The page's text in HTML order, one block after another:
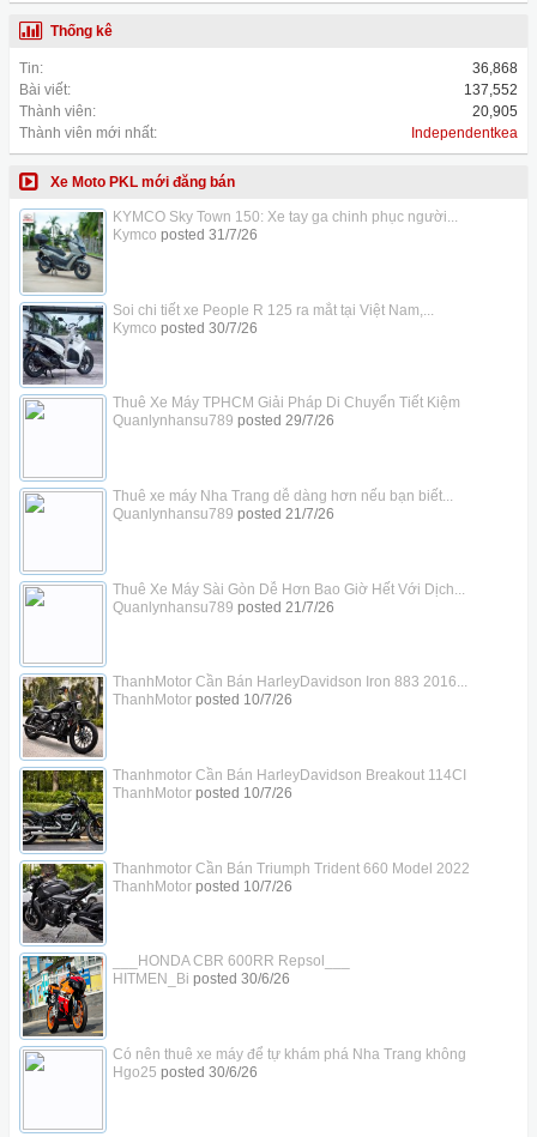
Thống kê
Tin:
36,868
Bài viết:
137,552
Thành viên:
20,905
Thành viên mới nhất:
Independentkea
Xe Moto PKL mới đăng bán
KYMCO Sky Town 150: Xe tay ga chinh phục người...
Kymco posted 31/7/26
Soi chi tiết xe People R 125 ra mắt tại Việt Nam,...
Kymco posted 30/7/26
Thuê Xe Máy TPHCM Giải Pháp Di Chuyển Tiết Kiệm
Quanlynhansu789 posted 29/7/26
Thuê xe máy Nha Trang dễ dàng hơn nếu bạn biết...
Quanlynhansu789 posted 21/7/26
Thuê Xe Máy Sài Gòn Dễ Hơn Bao Giờ Hết Với Dịch...
Quanlynhansu789 posted 21/7/26
ThanhMotor Cần Bán HarleyDavidson Iron 883 2016...
ThanhMotorposted 10/7/26
Thanhmotor Cần Bán HarleyDavidson Breakout 114CI
ThanhMotorposted 10/7/26
Thanhmotor Cần Bán Triumph Trident 660 Model 2022
ThanhMotorposted 10/7/26
___HONDA CBR 600RR Repsol___
HITMEN_Bi posted 30/6/26
Có nên thuê xe máy để tự khám phá Nha Trang không
Hgo25 posted 30/6/26